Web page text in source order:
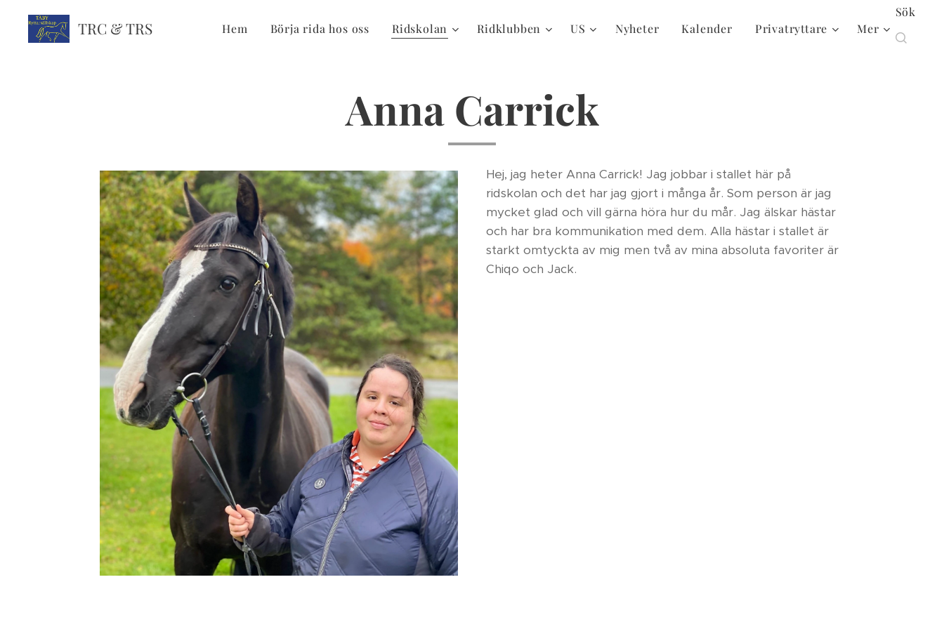
TRC & TRS Hem Börja rida hos oss Ridskolan Ridklubben US Nyheter Kalender Privatryttare Mer
Sök
Anna Carrick
Hej, jag heter Anna Carrick! Jag jobbar i stallet här på
ridskolan och det har jag gjort i många år. Som person är jag
mycket glad och vill gärna höra hur du mår. Jag älskar hästar
och har bra kommunikation med dem. Alla hästar i stallet är
starkt omtyckta av mig men två av mina absoluta favoriter är
Chiqo och Jack.